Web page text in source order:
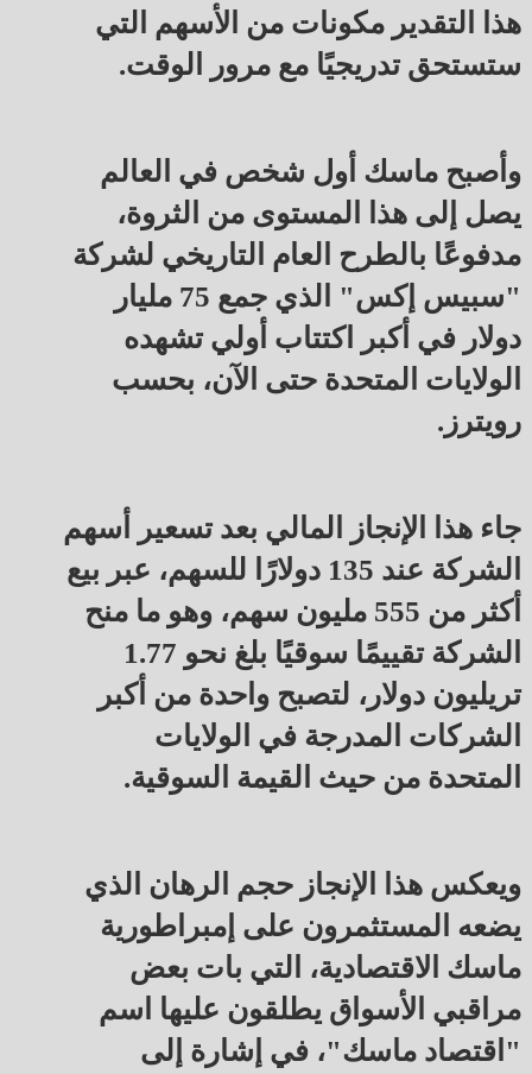
هذا التقدير مكونات من الأسهم التي
ستستحق تدريجيًا مع مرور الوقت.
وأصبح ماسك أول شخص في العالم
يصل إلى هذا المستوى من الثروة،
مدفوعًا بالطرح العام التاريخي لشركة
"سبيس إكس" الذي جمع 75 مليار
دولار في أكبر اكتتاب أولي تشهده
الولايات المتحدة حتى الآن، بحسب
رويترز.
جاء هذا الإنجاز المالي بعد تسعير أسهم
الشركة عند 135 دولارًا للسهم، عبر بيع
أكثر من 555 مليون سهم، وهو ما منح
الشركة تقييمًا سوقيًا بلغ نحو 1.77
تريليون دولار، لتصبح واحدة من أكبر
الشركات المدرجة في الولايات
المتحدة من حيث القيمة السوقية.
ويعكس هذا الإنجاز حجم الرهان الذي
يضعه المستثمرون على إمبراطورية
ماسك الاقتصادية، التي بات بعض
مراقبي الأسواق يطلقون عليها اسم
"اقتصاد ماسك"، في إشارة إلى